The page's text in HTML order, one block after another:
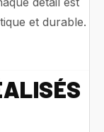
et durable.